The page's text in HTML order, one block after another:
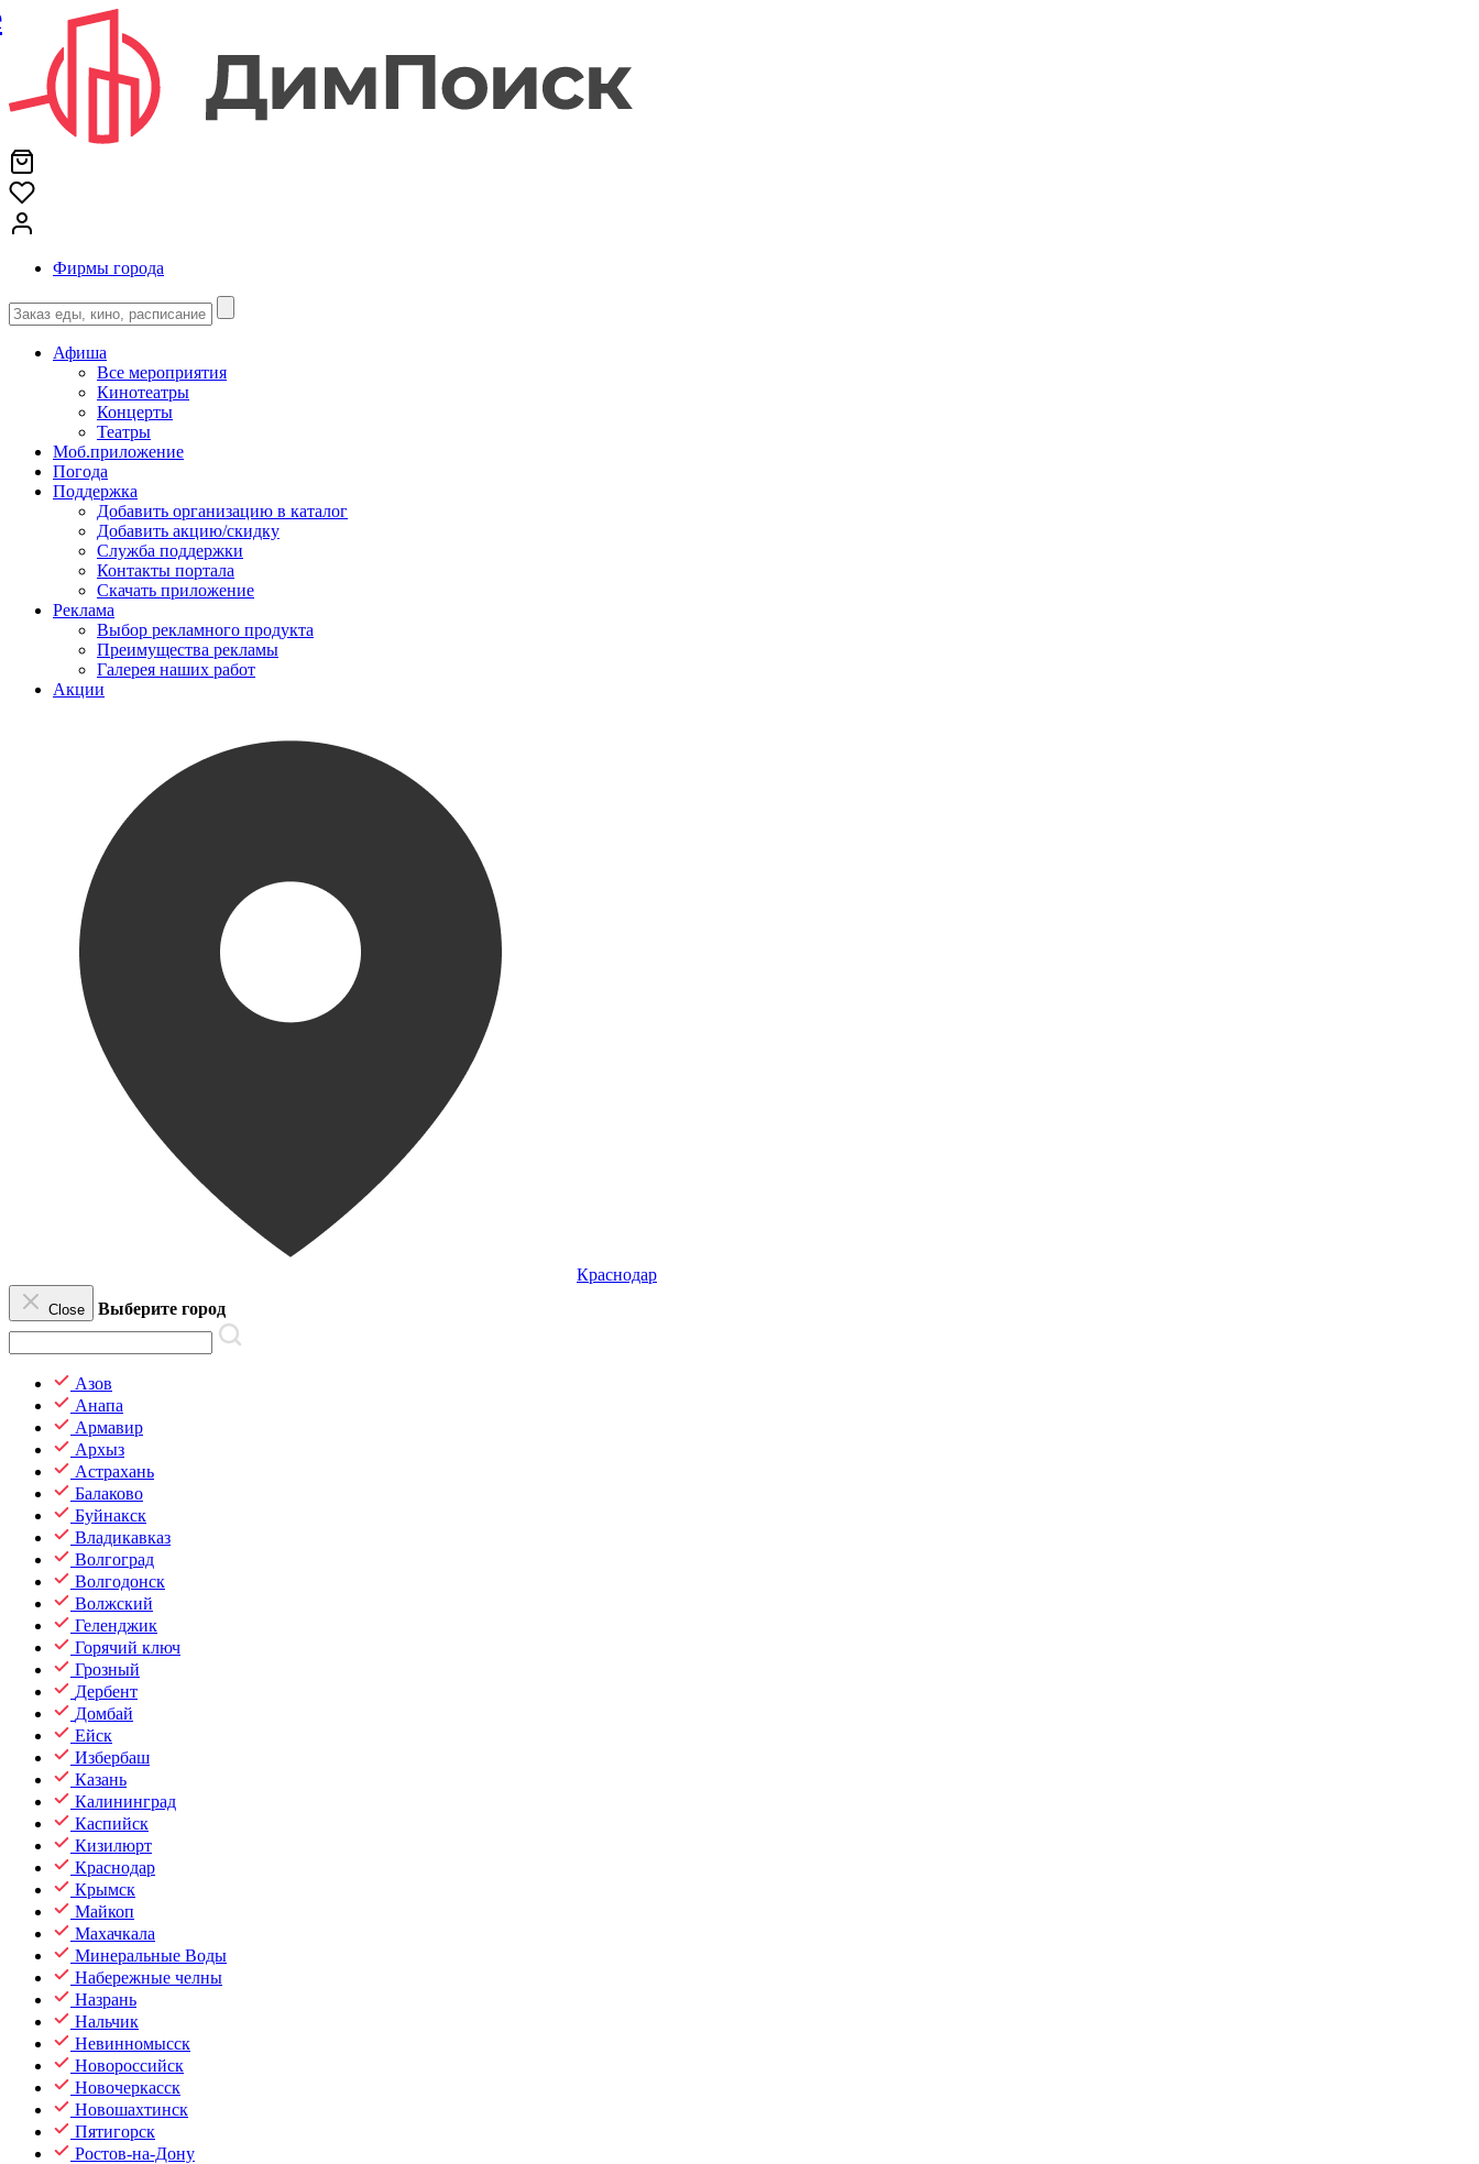
Фирмы города
Афиша
Все мероприятия
Кинотеатры
Концерты
Театры
Моб.приложение
Погода
Поддержка
Добавить организацию в каталог
Добавить акцию/скидку
Служба поддержки
Контакты портала
Скачать приложение
Реклама
Выбор рекламного продукта
Преимущества рекламы
Галерея наших работ
Акции
Краснодар
Close Выберите город
Азов
Анапа
Армавир
Архыз
Астрахань
Балаково
Буйнакск
Владикавказ
Волгоград
Волгодонск
Волжский
Геленджик
Горячий ключ
Грозный
Дербент
Домбай
Ейск
Избербаш
Казань
Калининград
Каспийск
Кизилюрт
Краснодар
Крымск
Майкоп
Махачкала
Минеральные Воды
Набережные челны
Назрань
Нальчик
Невинномысск
Новороссийск
Новочеркасск
Новошахтинск
Пятигорск
Ростов-на-Дону